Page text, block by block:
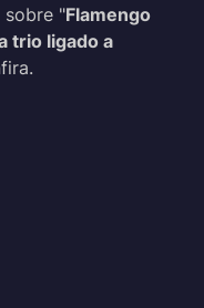
sobre "Flamengo
trio ligado a